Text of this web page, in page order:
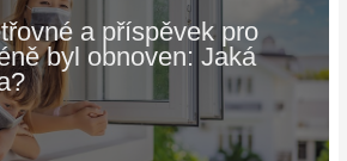
a příspěvek pro
byl obnoven: Jaká